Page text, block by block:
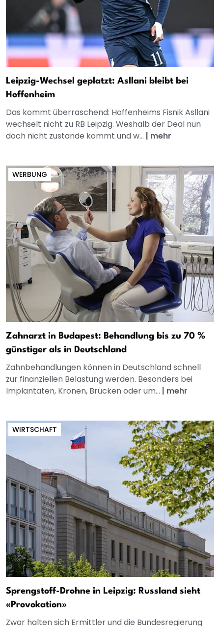
Leipzig-Wechsel geplatzt: Asllani bleibt bei
Hoffenheim
Das kommt überraschend: Hoffenheims Fisnik Asllani
wechselt nicht zu RB Leipzig. Weshalb der Deal nun
doch nicht zustande kommt und w... | mehr
WERBUNG
Zahnarzt in Budapest: Behandlung bis zu 70 %
günstiger als in Deutschland
Zahnbehandlungen können in Deutschland schnell
zur finanziellen Belastung werden. Besonders bei
Implantaten, Kronen, Brücken oder um... | mehr
WIRTSCHAFT
Sprengstoff-Drohne in Leipzig: Russland sieht
«Provokation»
Zwar halten sich Ermittler und die Bundesregierung